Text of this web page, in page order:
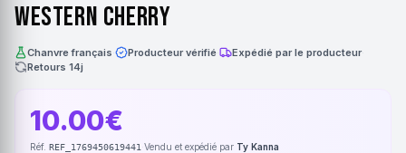
Western Cherry
Chanvre français Producteur vérifié Expédié par le producteur·
Retours 14j
10.00€
Réf. REF_1769450619441 Vendu et expédié par Ty Kanna